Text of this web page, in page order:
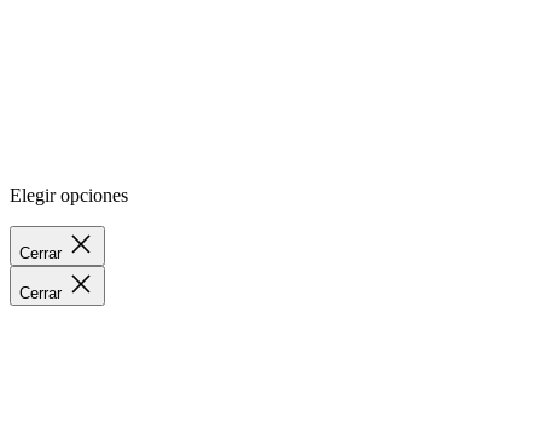
Elegir opciones
Cerrar
Cerrar